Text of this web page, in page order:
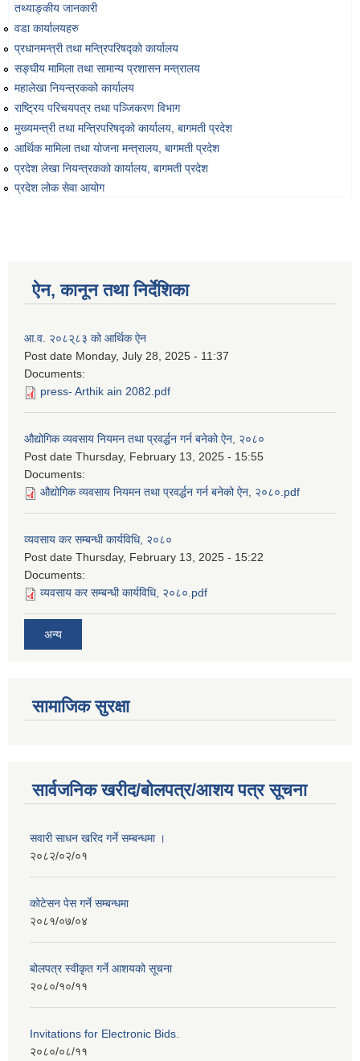
तथ्याङ्‍कीय जानकारी
वडा कार्यालयहरु
प्रधानमन्त्री तथा मन्त्रिपरिषद्को कार्यालय
सङ्‍घीय मामिला तथा सामान्य प्रशासन मन्त्रालय
महालेखा नियन्त्रकको कार्यालय
राष्ट्रिय परिचयपत्र तथा पञ्‍जिकरण विभाग
मुख्यमन्त्री तथा मन्त्रिपरिषद्को कार्यालय, बागमती प्रदेश
आर्थिक मामिला तथा योजना मन्त्रालय, बागमती प्रदेश
प्रदेश लेखा नियन्त्रकको कार्यालय, बागमती प्रदेश
प्रदेश लोक सेवा आयोग
ऐन, कानून तथा निर्देशिका
आ.व. २०८२्८३ को आर्थिक ऐन
Post date Monday, July 28, 2025 - 11:37
Documents:
press- Arthik ain 2082.pdf
औद्योगिक व्यवसाय नियमन तथा प्रवर्द्धन गर्न बनेको ऐन, २०८०
Post date Thursday, February 13, 2025 - 15:55
Documents:
औद्योगिक व्यवसाय नियमन तथा प्रवर्द्धन गर्न बनेको ऐन, २०८०.pdf
व्यवसाय कर सम्बन्धी कार्यविधि, २०८०
Post date Thursday, February 13, 2025 - 15:22
Documents:
व्यवसाय कर सम्बन्धी कार्यविधि, २०८०.pdf
अन्य
सामाजिक सुरक्षा
सार्वजनिक खरीद/बोलपत्र/आशय पत्र सूचना
सवारी साधन खरिद गर्ने सम्बन्धमा ।
२०८२/०२/०१
कोटेसन पेस गर्ने सम्बन्धमा
२०८१/०७/०४
बोलपत्र स्वीकृत गर्ने आशयको सूचना
२०८०/१०/११
Invitations for Electronic Bids.
२०८०/०८/११